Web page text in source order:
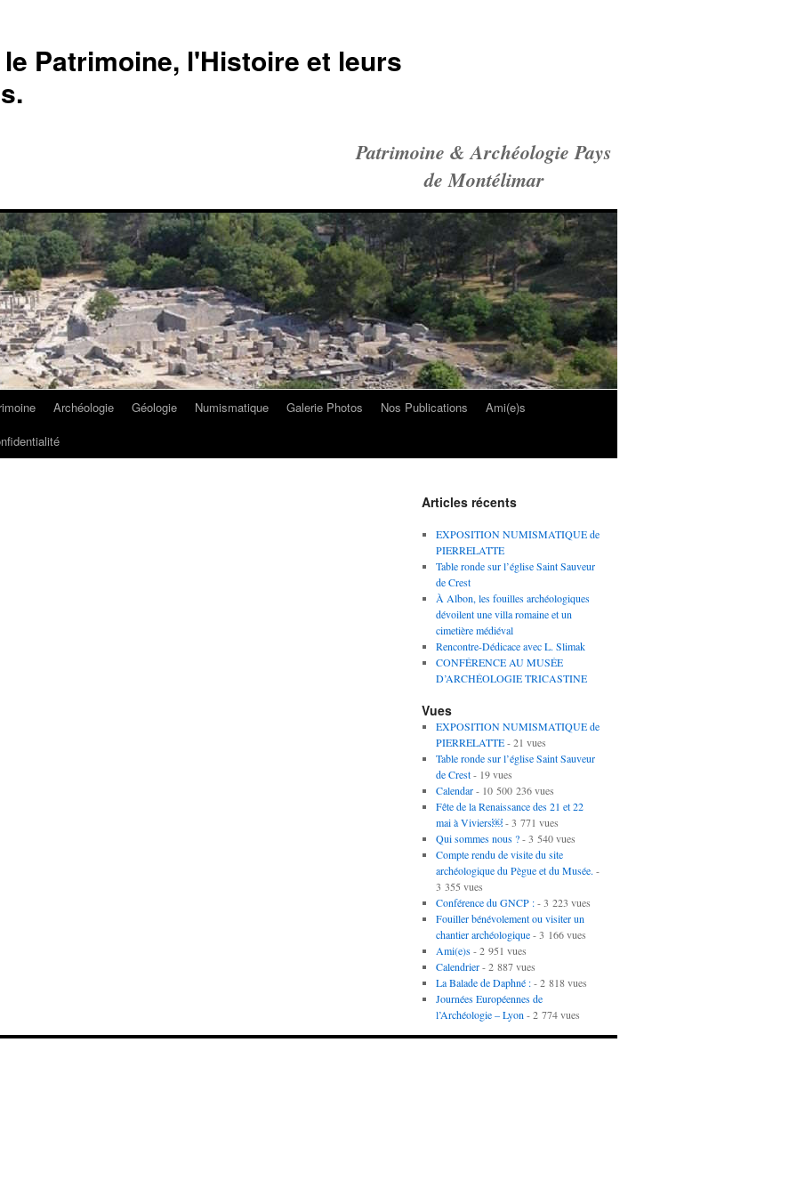
Patrimoine, l'Histoire et leurs
Patrimoine & Archéologie Pays
de Montélimar
Archéologie Géologie Numismatique Galerie Photos Nos Publications
Ami(e)s
Articles récents
EXPOSITION NUMISMATIQUE de
PIERRELATTE
Table ronde sur l’église Saint Sauveur
de Crest
À Albon, les fouilles archéologiques
dévoilent une villa romaine et un
cimetière médiéval
Rencontre-Dédicace avec L. Slimak
CONFÉRENCE AU MUSÉE
D’ARCHÉOLOGIE TRICASTINE
Vues
EXPOSITION NUMISMATIQUE de
PIERRELATTE- 21 vues
Table ronde sur l’église Saint Sauveur
de Crest- 19 vues
Calendar- 10 500 236 vues
Fête de la Renaissance des 21 et 22
mai à Viviers￼- 3 771 vues
Qui sommes nous ?- 3 540 vues
Compte rendu de visite du site
archéologique du Pègue et du Musée. -
3 355 vues
Conférence du GNCP :- 3 223 vues
Fouiller bénévolement ou visiter un
chantier archéologique- 3 166 vues
Ami(e)s- 2 951 vues
Calendrier- 2 887 vues
La Balade de Daphné :- 2 818 vues
Journées Européennes de
l’Archéologie – Lyon - 2 774 vues